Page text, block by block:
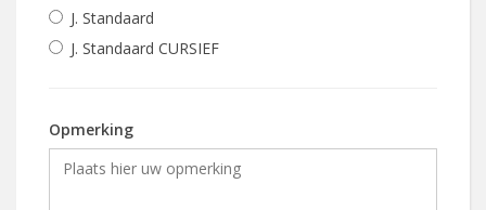
J. Standaard
J. Standaard CURSIEF
Opmerking